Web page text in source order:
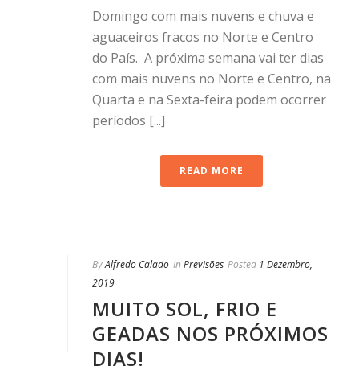
Domingo com mais nuvens e chuva e
aguaceiros fracos no Norte e Centro
do País. A próxima semana vai ter dias
com mais nuvens no Norte e Centro, na
Quarta e na Sexta-feira podem ocorrer
períodos [...]
READ MORE
ByAlfredo Calado In Previsões Posted 1 Dezembro,
2019
MUITO SOL, FRIO E
GEADAS NOS PRÓXIMOS
DIAS!